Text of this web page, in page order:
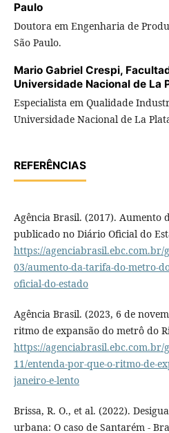
Paulo
Doutora em Engenharia de
São Paulo.
Mario Gabriel Crespi,
Universidade Nacional de La
Especialista em Qualidade
Universidade Nacional de La
REFERÊNCIAS
Agência Brasil. (2017). Aumento
publicado no Diário Oficial do
https://agenciabrasil.ebc.com.br/
03/aumento-da-tarifa-do-metro-
oficial-do-estado
Agência Brasil. (2023, 6 de
ritmo de expansão do metrô do
https://agenciabrasil.ebc.com.br/
11/entenda-por-que-o-ritmo-de-
janeiro-e-lento
Brissa, R. O., et al. (2022).
urbana: O caso de Santarém -